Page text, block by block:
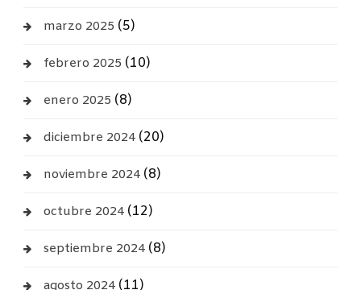
marzo 2025 (5)
febrero 2025 (10)
enero 2025 (8)
diciembre 2024(20)
noviembre 2024(8)
octubre 2024(12)
septiembre 2024(8)
agosto 2024(11)